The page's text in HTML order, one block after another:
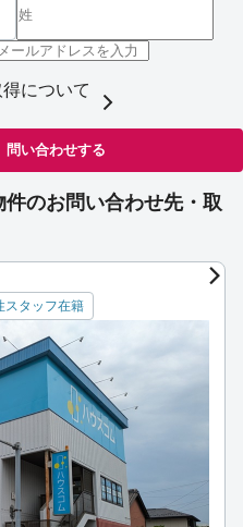
について
問い合わせする
のお問い合わせ先・取
スタッフ在籍